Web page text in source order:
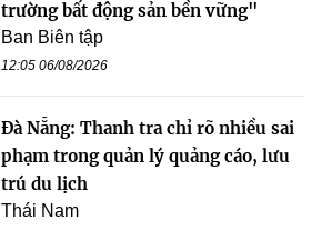
trường bất động sản bền vững"
Ban Biên tập
12:05 06/08/2026
Đà Nẵng: Thanh tra chỉ rõ nhiều sai
phạm trong quản lý quảng cáo, lưu
trú du lịch
Thái Nam